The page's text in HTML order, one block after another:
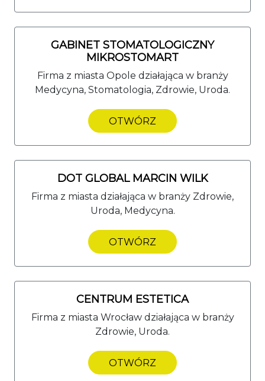
GABINET STOMATOLOGICZNY
MIKROSTOMART
Firma z miasta Opole działająca w branży
Medycyna, Stomatologia, Zdrowie, Uroda.
OTWÓRZ
DOT GLOBAL MARCIN WILK
Firma z miasta działająca w branży Zdrowie,
Uroda, Medycyna.
OTWÓRZ
CENTRUM ESTETICA
Firma z miasta Wrocław działająca w branży
Zdrowie, Uroda.
OTWÓRZ